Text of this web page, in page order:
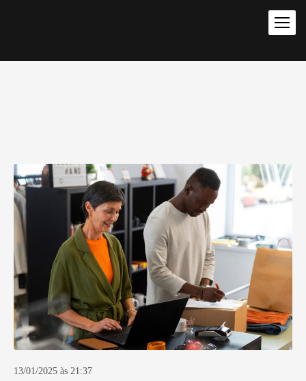
13/01/2025 às 21:37